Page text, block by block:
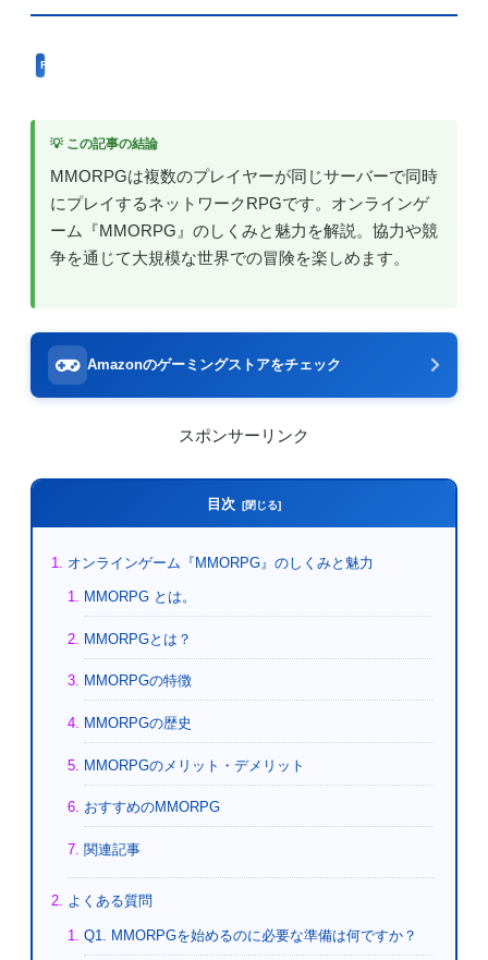
RPG用語
💡 この記事の結論
MMORPGは複数のプレイヤーが同じサーバーで同時
にプレイするネットワークRPGです。オンラインゲ
ーム『MMORPG』のしくみと魅力を解説。協力や競
争を通じて大規模な世界での冒険を楽しめます。
Amazonのゲーミングストアをチェック
スポンサーリンク
目次
オンラインゲーム『MMORPG』のしくみと魅力
MMORPG とは。
MMORPGとは？
MMORPGの特徴
MMORPGの歴史
MMORPGのメリット・デメリット
おすすめのMMORPG
関連記事
よくある質問
Q1. MMORPGを始めるのに必要な準備は何ですか？